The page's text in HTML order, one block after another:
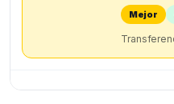
Mejor